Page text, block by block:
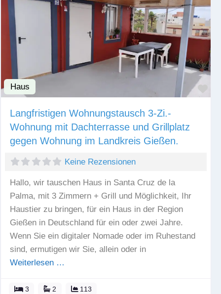
Haus
Langfristigen Wohnungstausch 3-Zi.-
Wohnung mit Dachterrasse und Grillplatz
gegen Wohnung im Landkreis Gießen.
Keine Rezensionen
Hallo, wir tauschen Haus in Santa Cruz de la
Palma, mit 3 Zimmern + Grill und Möglichkeit, Ihr
Haustier zu bringen, für ein Haus in der Region
Gießen in Deutschland für ein oder zwei Jahre.
Wenn Sie ein digitaler Nomade oder im Ruhestand
sind, ermutigen wir Sie, allein oder in
Weiterlesen …
3 2 113